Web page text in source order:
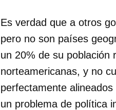
Es verdad que a otros
pero no son países
un 20% de su población
norteamericanas, y no
perfectamente
un problema de política